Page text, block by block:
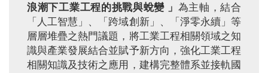
浪潮下工業工程的挑戰與蛻變 」 為主軸，結合
「人工智慧」、「跨域創新」、「淨零永續」等
層層堆疊之熱門議題，將工業工程相關領域之知
識與產業發展結合並賦予新方向，強化工業工程
相關知識及技術之應用，建構完整體系並接軌國